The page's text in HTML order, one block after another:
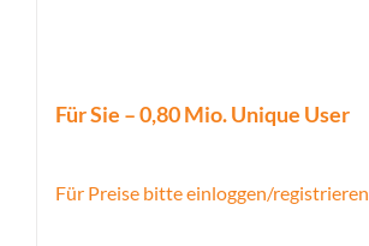
Für Sie – 0,80 Mio. Unique User
Für Preise bitte einloggen/registrieren